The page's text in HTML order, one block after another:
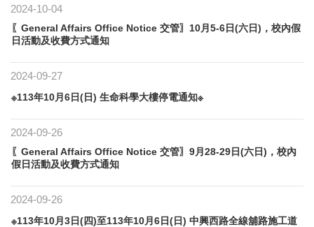
2024-10-04
〖General Affairs Office Notice 交管〗10月5-6日(六日)，校內假
日活動及收費方式通知
2024-09-27
※113年10月6日(日) 生命科學大樓停電通知※
2024-09-26
〖General Affairs Office Notice 交管〗9月28-29日(六日)，校內
假日活動及收費方式通知
2024-09-26
※113年10月3日(四)至113年10月6日(日) 中興西路全線舖路施工道